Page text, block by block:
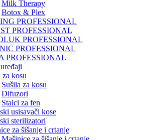
Milk Therapy
Botox & Plex
PROFESSIONAL
PROFESSIONAL
PROFESSIONAL
PROFESSIONAL
PROFESSIONAL
za kosu
Sušila za kosu
Difuzori
Stalci za fen
usisavači kose
sterilizatori
za šišanje i crtanje